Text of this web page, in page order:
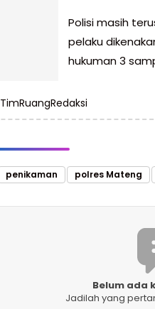
Polisi masih
pelaku
hukuman 3
TimRuangRedaksi
penikaman polres Mateng
Belum ada
Jadilah yang